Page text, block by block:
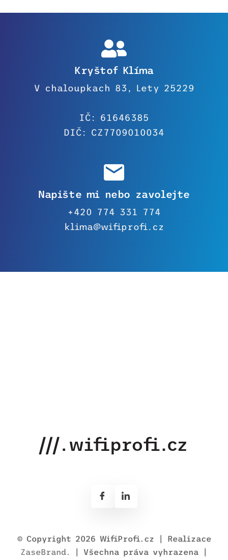
Kryštof Klíma
V chaloupkach 83, Lety 25229
IČ: 61646385
DIČ: CZ7709010034
Napište mi nebo zavolejte
+420 774 331 774
klima@wifiprofi.cz
© Copyright 2026 WifiProfi.cz | Realizace
ZaseBrand.
| Všechna práva vyhrazena |